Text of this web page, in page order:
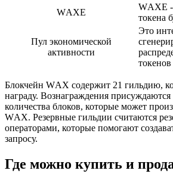
WАXE
WАXE -
токена
Пул экономической
активности
Это
Блокчейн WАX содержит 21 гильдию,
награду. Вознаграждения присуждаются
количества блоков, которые может
WАX. Резервные гильдии считаются
операторами, которые помогают
запросу.
Где можно купить и